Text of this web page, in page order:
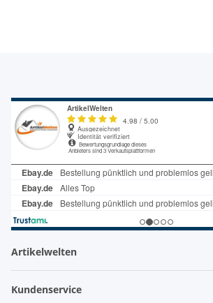
Artikelwelten
Kundenservice